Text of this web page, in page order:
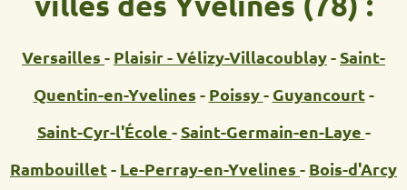
Versailles - Plaisir -Vélizy-Villacoublay- Saint-
Quentin-en-Yvelines - Poissy- Guyancourt -
Saint-Cyr-l'École - Saint-Germain-en-Laye -
Rambouillet - Le-Perray-en-Yvelines - Bois-d'Arcy